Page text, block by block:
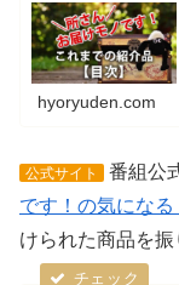
hyoryuden.com
公式サイト 番組公
です！の気になる
けられた商品を振